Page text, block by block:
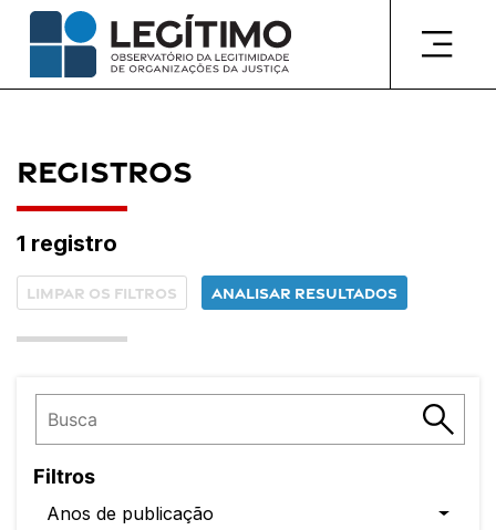
Pular
para
conteúdo
Registros
1 registro
Limpar os filtros Analisar resultados
Filtros
Anos de publicação